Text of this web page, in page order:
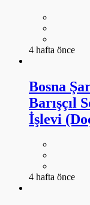
4 hafta önce
Bosna
Barışçıl
İşlevi
4 hafta önce